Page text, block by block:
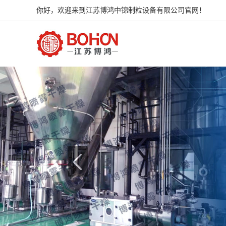
你好，欢迎来到江苏博鸿中锦制粒设备有限公司官网！